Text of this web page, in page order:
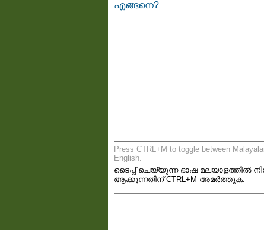
എങ്ങനെ?
Press CTRL+M to toggle between
English.
ടൈപ്പ്‌ ചെയ്യുന്ന ഭാഷ മലയാളത്തില്‍
ആക്കുന്നതിന് CTRL+M അമര്‍ത്തുക.